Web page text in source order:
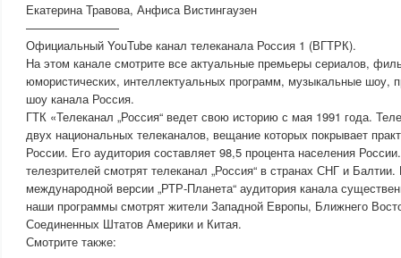
Екатерина Травова, Анфиса Вистингаузен
————————
Официальный YouTube канал телеканала Россия 1 (ВГТРК).
На этом канале смотрите все актуальные премьеры сериалов,
юмористических, интеллектуальных программ, музыкальные шоу,
шоу канала Россия.
ГТК «Телеканал „Россия“ ведет свою историю с мая 1991 года.
двух национальных телеканалов, вещание которых покрывает
России. Его аудитория составляет 98,5 процента населения
телезрителей смотрят телеканал „Россия“ в странах СНГ и
международной версии „РТР-Планета“ аудитория канала
наши программы смотрят жители Западной Европы, Ближнего
Соединенных Штатов Америки и Китая.
Смотрите также: